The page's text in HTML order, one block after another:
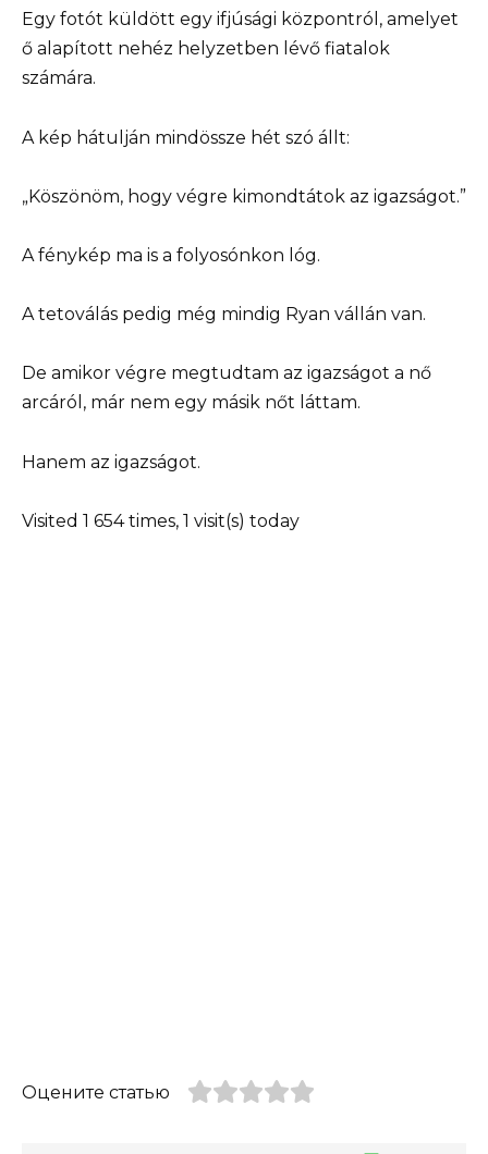
Egy fotót küldött egy ifjúsági központról, amelyet
ő alapított nehéz helyzetben lévő fiatalok
számára.
A kép hátulján mindössze hét szó állt:
„Köszönöm, hogy végre kimondtátok az igazságot.”
A fénykép ma is a folyosónkon lóg.
A tetoválás pedig még mindig Ryan vállán van.
De amikor végre megtudtam az igazságot a nő
arcáról, már nem egy másik nőt láttam.
Hanem az igazságot.
Visited 1 654 times, 1 visit(s) today
Оцените статью